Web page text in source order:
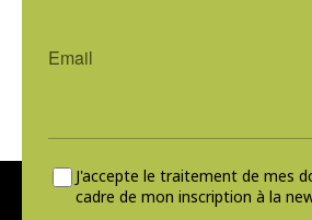
J'accepte le traitement de mes
cadre de mon inscription à la